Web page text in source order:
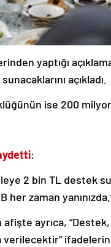
yaptığı
açıkladı.
ise 200
:
2 bin TL destek
her zaman
afişte ayrıca,